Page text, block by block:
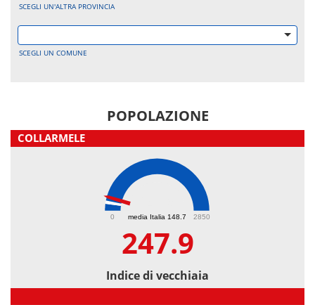
SCEGLI UN'ALTRA PROVINCIA
SCEGLI UN COMUNE
POPOLAZIONE
COLLARMELE
media Italia 148.7
0 2850
247.9
Indice di vecchiaia